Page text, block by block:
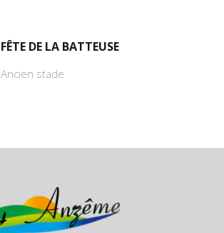
FÊTE DE LA BATTEUSE
Ancien stade